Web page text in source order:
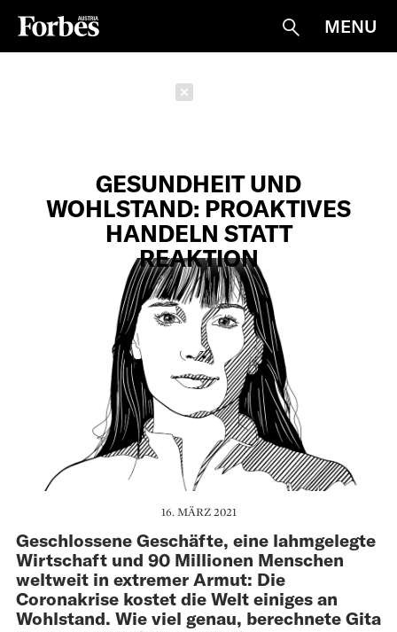
Suche
MENU
GESUNDHEIT UND
WOHLSTAND: PROAKTIVES
HANDELN STATT
REAKTION
16. MÄRZ 2021
Geschlossene Geschäfte, eine lahmgelegte
Wirtschaft und 90 Millionen Menschen
weltweit in extremer Armut: Die
Coronakrise kostet die Welt einiges an
Wohlstand. Wie viel genau, berechnete Gita